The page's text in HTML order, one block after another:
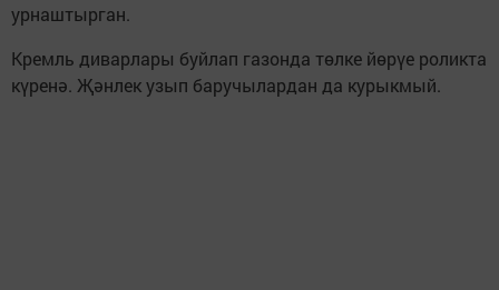
урнаштырган.
Кремль диварлары буйлап газонда төлке йөрүе роликта
күренә. Җәнлек узып баручылардан да курыкмый.